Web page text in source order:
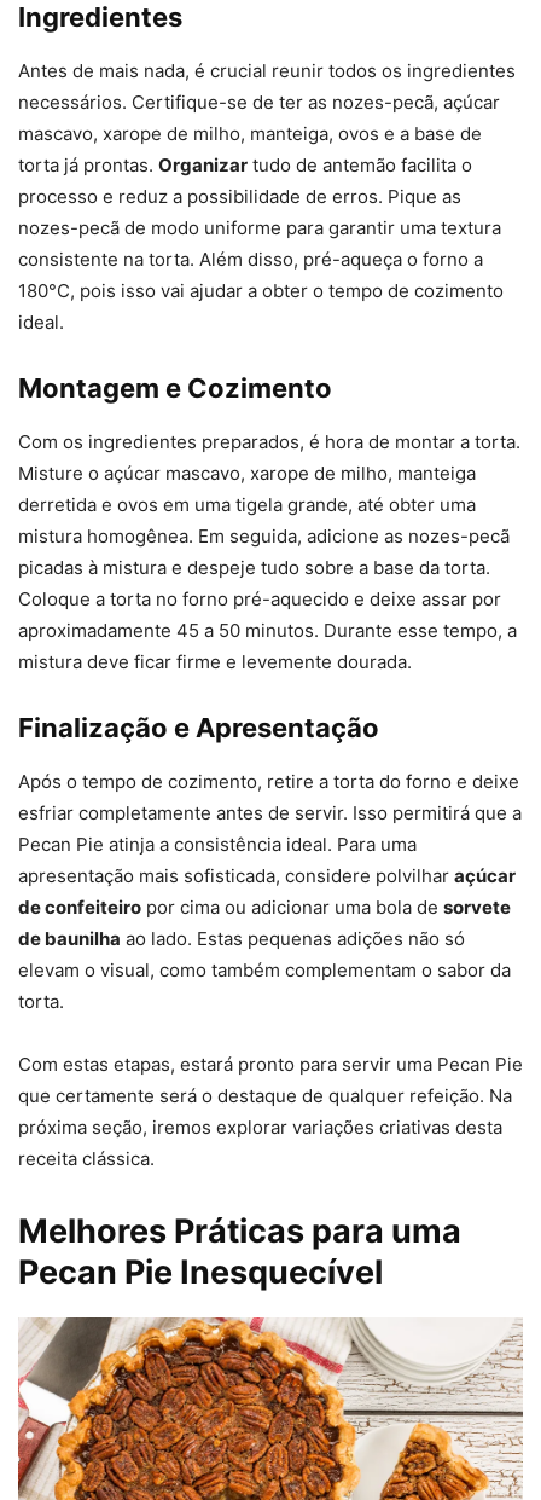
Ingredientes
Antes de mais nada, é crucial reunir todos os ingredientes
necessários. Certifique-se de ter as nozes-pecã, açúcar
mascavo, xarope de milho, manteiga, ovos e a base de
torta já prontas. Organizar tudo de antemão facilita o
processo e reduz a possibilidade de erros. Pique as
nozes-pecã de modo uniforme para garantir uma textura
consistente na torta. Além disso, pré-aqueça o forno a
180°C, pois isso vai ajudar a obter o tempo de cozimento
ideal.
Montagem e Cozimento
Com os ingredientes preparados, é hora de montar a torta.
Misture o açúcar mascavo, xarope de milho, manteiga
derretida e ovos em uma tigela grande, até obter uma
mistura homogênea. Em seguida, adicione as nozes-pecã
picadas à mistura e despeje tudo sobre a base da torta.
Coloque a torta no forno pré-aquecido e deixe assar por
aproximadamente 45 a 50 minutos. Durante esse tempo, a
mistura deve ficar firme e levemente dourada.
Finalização e Apresentação
Após o tempo de cozimento, retire a torta do forno e deixe
esfriar completamente antes de servir. Isso permitirá que a
Pecan Pie atinja a consistência ideal. Para uma
apresentação mais sofisticada, considere polvilhar açúcar
de confeiteiro por cima ou adicionar uma bola de sorvete
de baunilha ao lado. Estas pequenas adições não só
elevam o visual, como também complementam o sabor da
torta.
Com estas etapas, estará pronto para servir uma Pecan Pie
que certamente será o destaque de qualquer refeição. Na
próxima seção, iremos explorar variações criativas desta
receita clássica.
Melhores Práticas para uma
Pecan Pie Inesquecível